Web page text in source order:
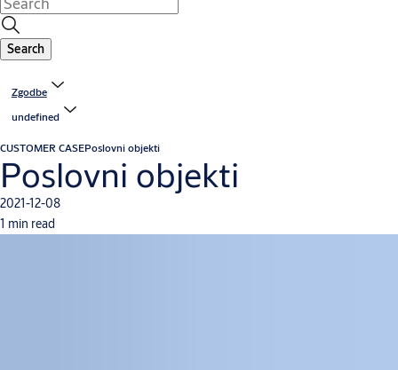
Search
Zgodbe
undefined
CUSTOMER CASEPoslovni objekti
Poslovni objekti
2021-12-08
1 min read